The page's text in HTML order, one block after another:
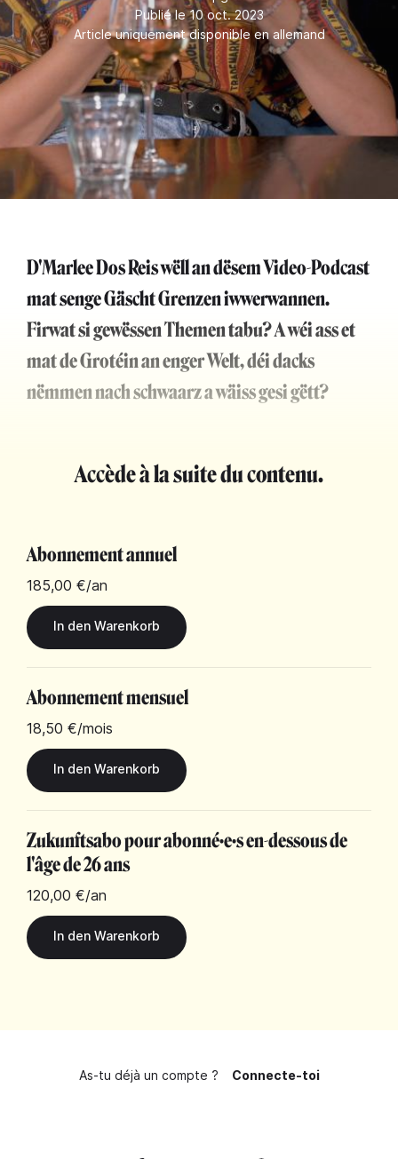
Publié le 10 oct. 2023
Article uniquement disponible en allemand
D'Marlee Dos Reis wëll an dësem Video-Podcast
mat senge Gäscht Grenzen iwwerwannen.
Firwat si gewëssen Themen tabu? A wéi ass et
mat de Grotéin an enger Welt, déi dacks
nëmmen nach schwaarz a wäiss gesi gëtt?
Accède à la suite du contenu.
Abonnement annuel
185,00 €/an
Abonnement mensuel
18,50 €/mois
Zukunftsabo pour abonné·e·s en-dessous de
l'âge de 26 ans
120,00 €/an
As-tu déjà un compte ? Connecte-toi